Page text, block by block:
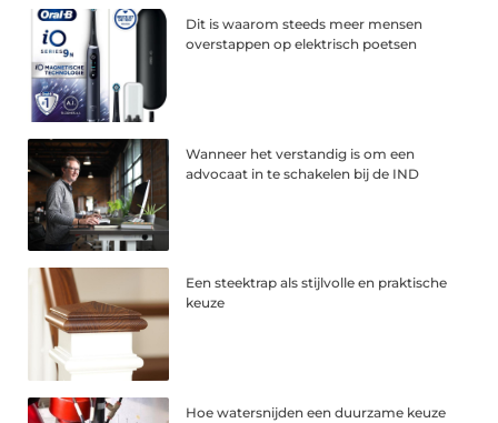
Dit is waarom steeds meer mensen
overstappen op elektrisch poetsen
Wanneer het verstandig is om een
advocaat in te schakelen bij de IND
Een steektrap als stijlvolle en praktische
keuze
Hoe watersnijden een duurzame keuze